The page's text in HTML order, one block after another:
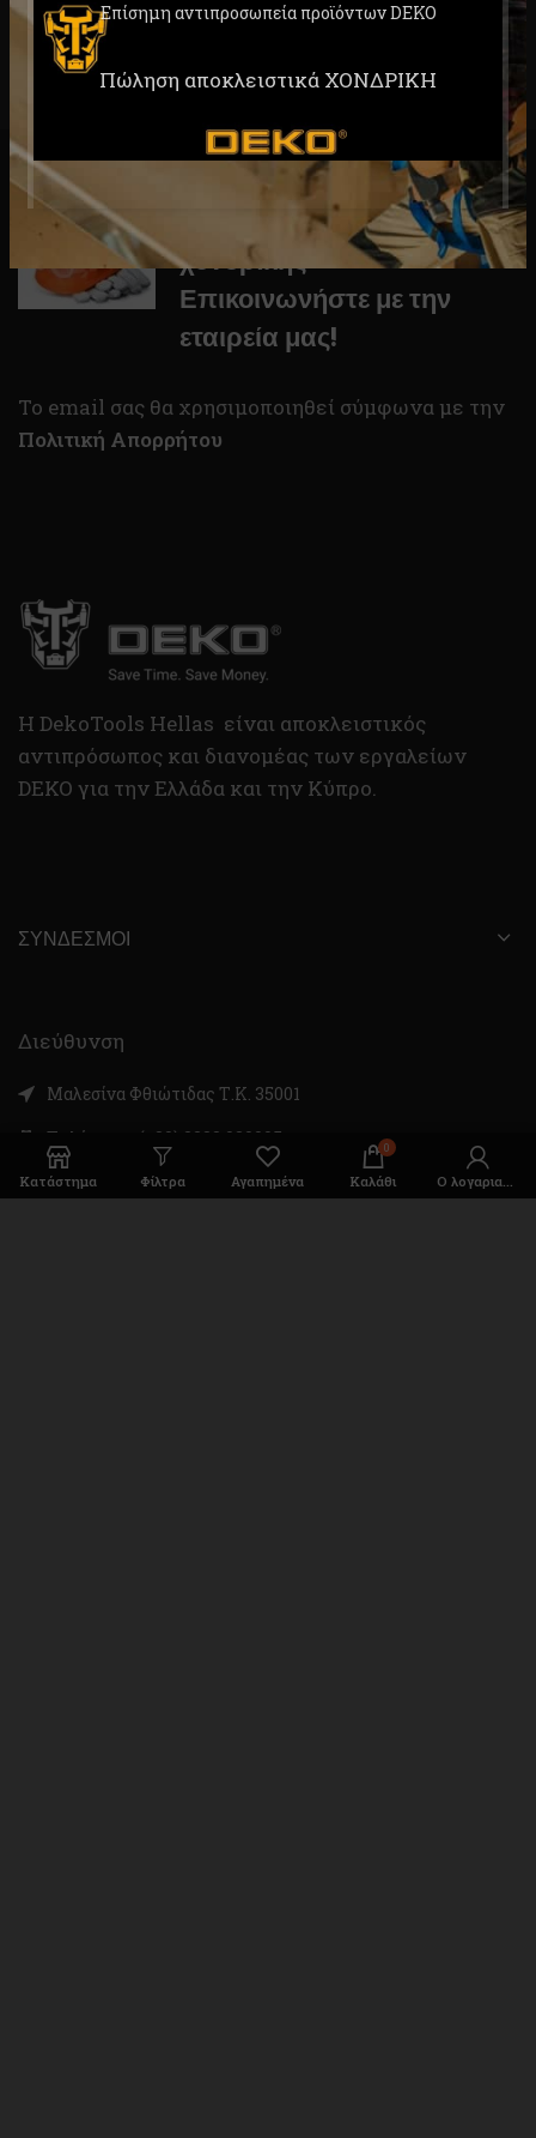
Επίσημη αντιπροσωπεία προϊόντων DEKO
Πώληση αποκλειστικά ΧΟΝΔΡΙΚΗ
Για συνεργασία και τιμές
χονδρικής
Επικοινωνήστε με την
εταιρεία μας!
To email σας θα χρησιμοποιηθεί σύμφωνα με την
Πολιτική Απορρήτου
H DekoTools Hellas είναι αποκλειστικός
αντιπρόσωπος και διανομέας των εργαλείων
DEKO για την Ελλάδα και την Κύπρο.
ΣΎΝΔΕΣΜΟΙ
Διεύθυνση
Μαλεσίνα Φθιώτιδας Τ.Κ. 35001
Τηλέφωνο: (+30) 2233 030005
Email: sales@dekotools.gr
Κατάστημα Φίλτρα Αγαπημένα
0
Καλάθι Ο λογαριασμός μου